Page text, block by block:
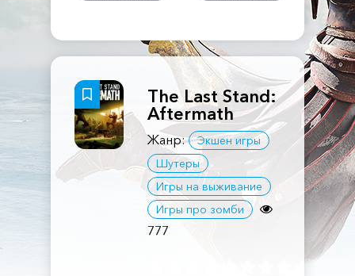
The Last Stand:
Aftermath
Жанр:
Экшен игры
Шутеры
Игры на выживание
Игры про зомби
777